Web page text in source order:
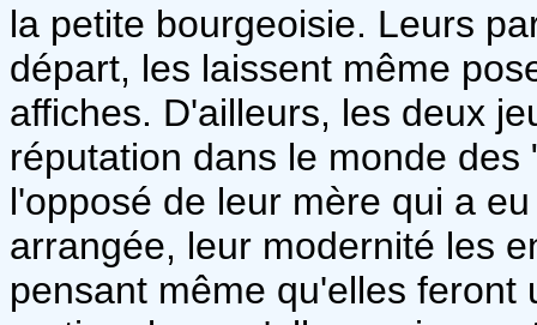
la petite bourgeoisie. Leurs
départ, les laissent même
affiches. D'ailleurs, les deux
réputation dans le monde
l'opposé de leur mère qui a
arrangée, leur modernité les
pensant même qu'elles